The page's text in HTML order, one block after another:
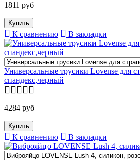
1811 руб
К сравнению В закладки
Универсальные трусики Lovense для
спандекс,черный
4284 руб
К сравнению В закладки